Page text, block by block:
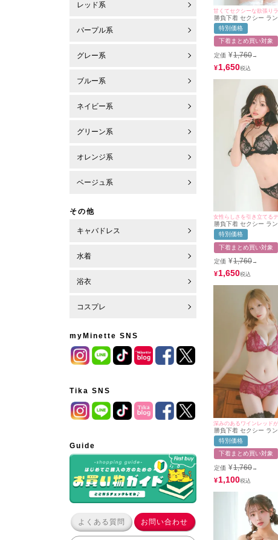
レッド系
パープル系
グレー系
ブルー系
ネイビー系
グリーン系
オレンジ系
ベージュ系
その他
キャバドレス
水着
浴衣
コスプレ
myMinette SNS
Tika SNS
Guide
よくある質問 お問い合わせ
勝負下着 セクシー ラン
ース リボン ブラジャー
着 2点セット
特別価格
下着まとめ買い対象
定価 ¥1,760→
¥1,650
女性らしさを引き立てる
勝負下着 セクシー ラ
ーディーカラー ブラッ
ース フェミニン ワイヤ
ラジャー ショーツ 2点
特別価格
下着まとめ買い対象
定価 ¥1,760→
¥1,650
深みのあるワインレッド
勝負下着 セクシー ラン
ーディーカラー×エレガ
ーレースコードカップ
ダブルラインショーツ2
特別価格
下着まとめ買い対象
定価 ¥1,760→
¥1,100